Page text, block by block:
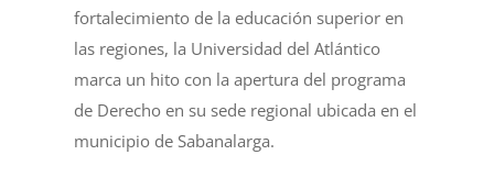
fortalecimiento de la educación superior en
las regiones, la Universidad del Atlántico
marca un hito con la apertura del programa
de Derecho en su sede regional ubicada en el
municipio de Sabanalarga.